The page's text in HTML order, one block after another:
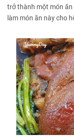
trở thành một món ăn
làm món ăn này cho